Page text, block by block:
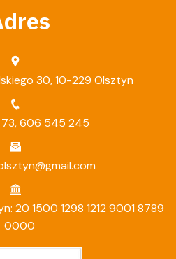
30, 10-229 Olsztyn
,606 545 245
20 1500 1298 1212 9001 8789
0000